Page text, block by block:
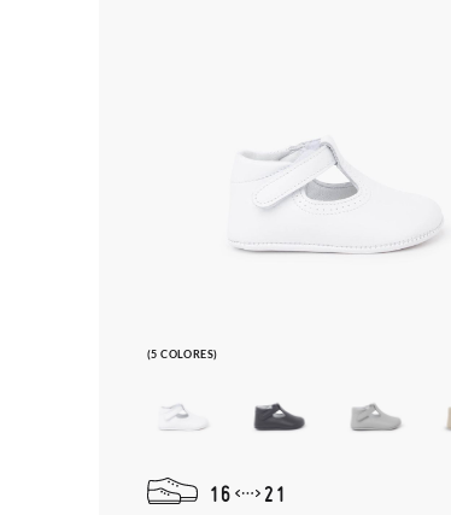
(5 COLORES)
16
21